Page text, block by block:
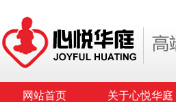
网站首页 关于心悦华庭